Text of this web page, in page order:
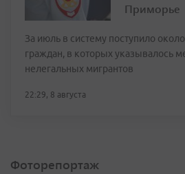
Приморье
За июль в систему поступило
граждан, в которых указывалось
нелегальных мигрантов
22:29, 8 августа
Фоторепортаж